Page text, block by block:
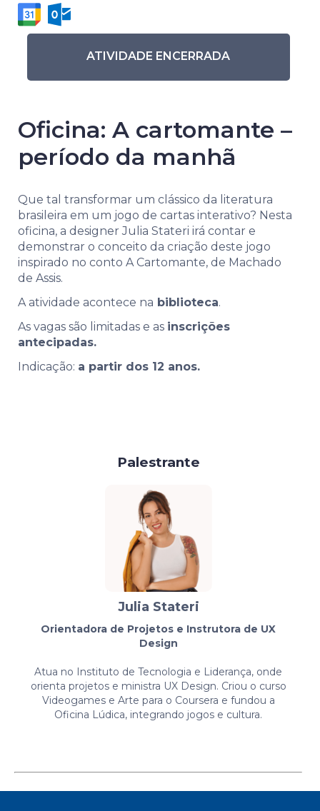
ATIVIDADE ENCERRADA
Oficina: A cartomante –
período da manhã
Que tal transformar um clássico da literatura
brasileira em um jogo de cartas interativo? Nesta
oficina, a designer Julia Stateri irá contar e
demonstrar o conceito da criação deste jogo
inspirado no conto A Cartomante, de Machado
de Assis.
A atividade acontece na biblioteca.
As vagas são limitadas e as inscrições
antecipadas.
Indicação: a partir dos 12 anos.
Palestrante
Julia Stateri
Orientadora de Projetos e Instrutora de UX
Design
Atua no Instituto de Tecnologia e Liderança, onde
orienta projetos e ministra UX Design. Criou o curso
Videogames e Arte para o Coursera e fundou a
Oficina Lúdica, integrando jogos e cultura.